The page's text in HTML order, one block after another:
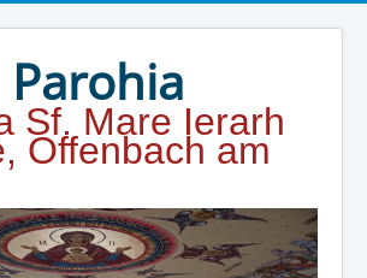
Parohia
Sf. Mare Ierarh
Offenbach am